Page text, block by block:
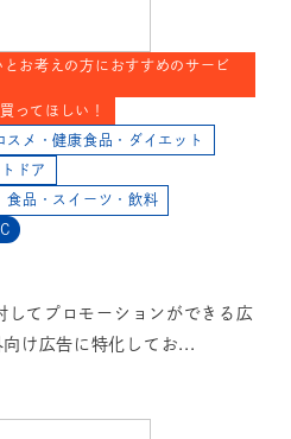
お考えの方におすすめのサービ
ってほしい！
スメ・健康食品・ダイエット
ドア
食品・スイーツ・飲料
してプロモーションができる広
け広告に特化してお...